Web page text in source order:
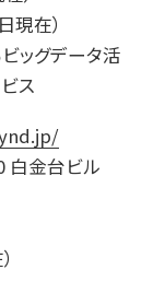
現在）
ッグデータ活
ス
白金台ビル